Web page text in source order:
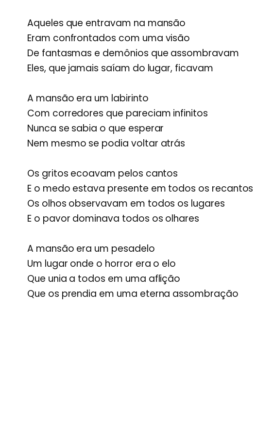
Aqueles que entravam na mansão
Eram confrontados com uma visão
De fantasmas e demônios que assombravam
Eles, que jamais saíam do lugar, ficavam
A mansão era um labirinto
Com corredores que pareciam infinitos
Nunca se sabia o que esperar
Nem mesmo se podia voltar atrás
Os gritos ecoavam pelos cantos
E o medo estava presente em todos os recantos
Os olhos observavam em todos os lugares
E o pavor dominava todos os olhares
A mansão era um pesadelo
Um lugar onde o horror era o elo
Que unia a todos em uma aflição
Que os prendia em uma eterna assombração